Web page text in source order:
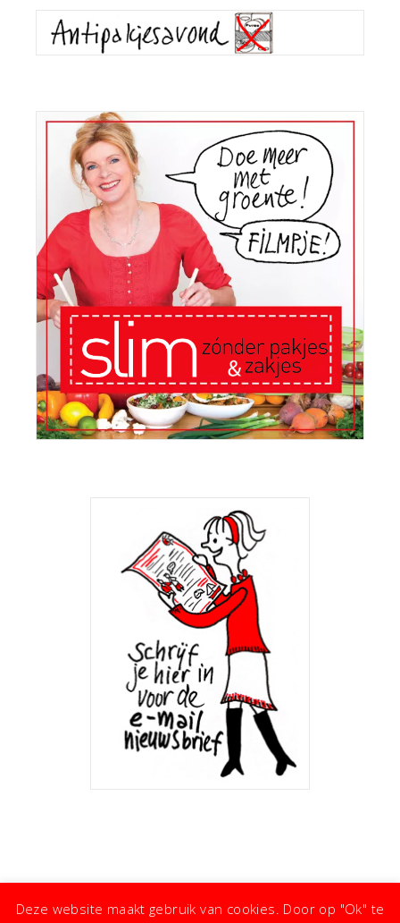
Deze website maakt gebruik van cookies. Door op "Ok" te